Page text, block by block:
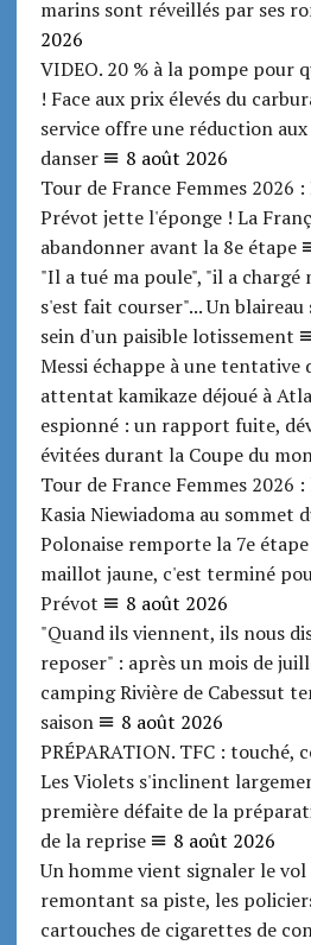
marins sont réveillés par ses
2026
VIDEO. 20 % à la pompe pour
! Face aux prix élevés du
service offre une réduction
danser
8 août 2026
Tour de France Femmes 2026
Prévot jette l'éponge ! La
abandonner avant la 8e étape
"Il a tué ma poule", "il a chargé
s'est fait courser"... Un
sein d'un paisible lotissement
Messi échappe à une tentative
attentat kamikaze déjoué à
espionné : un rapport fuite,
évitées durant la Coupe du
Tour de France Femmes 2026
Kasia Niewiadoma au sommet
Polonaise remporte la 7e
maillot jaune, c'est terminé
Prévot
8 août 2026
"Quand ils viennent, ils nous
reposer" : après un mois de
camping Rivière de Cabessut
saison
8 août 2026
PRÉPARATION. TFC : touché,
Les Violets s'inclinent
première défaite de la
de la reprise
8 août 2026
Un homme vient signaler le vol
remontant sa piste, les
cartouches de cigarettes de